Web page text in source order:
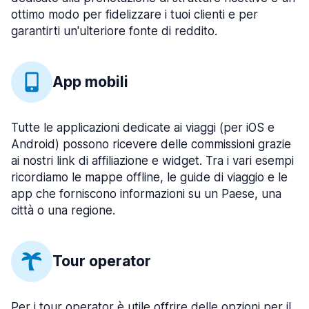
ottimo modo per fidelizzare i tuoi clienti e per
garantirti un'ulteriore fonte di reddito.
App mobili
Tutte le applicazioni dedicate ai viaggi (per iOS e
Android) possono ricevere delle commissioni grazie
ai nostri link di affiliazione e widget. Tra i vari esempi
ricordiamo le mappe offline, le guide di viaggio e le
app che forniscono informazioni su un Paese, una
città o una regione.
Tour operator